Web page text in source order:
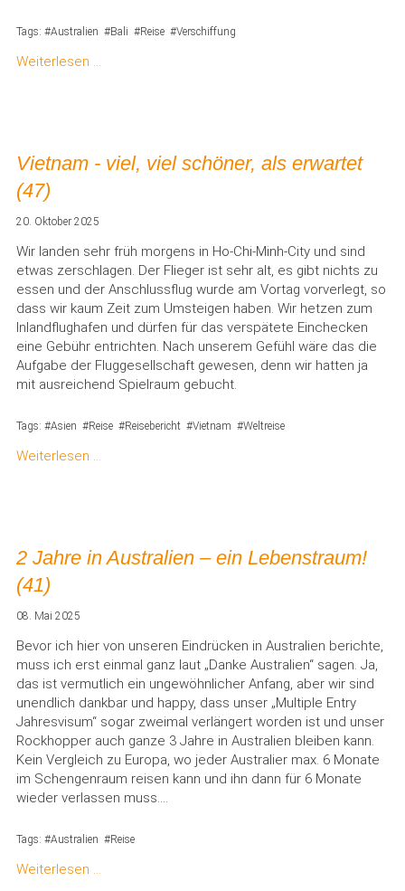
Tags: Australien Bali Reise Verschiffung
Weiterlesen …
Vietnam - viel, viel schöner, als erwartet
(47)
20. Oktober 2025
Wir landen sehr früh morgens in Ho-Chi-Minh-City und sind
etwas zerschlagen. Der Flieger ist sehr alt, es gibt nichts zu
essen und der Anschlussflug wurde am Vortag vorverlegt, so
dass wir kaum Zeit zum Umsteigen haben. Wir hetzen zum
Inlandflughafen und dürfen für das verspätete Einchecken
eine Gebühr entrichten. Nach unserem Gefühl wäre das die
Aufgabe der Fluggesellschaft gewesen, denn wir hatten ja
mit ausreichend Spielraum gebucht.
Tags: Asien Reise Reisebericht Vietnam Weltreise
Weiterlesen …
2 Jahre in Australien – ein Lebenstraum!
(41)
08. Mai 2025
Bevor ich hier von unseren Eindrücken in Australien berichte,
muss ich erst einmal ganz laut „Danke Australien“ sagen. Ja,
das ist vermutlich ein ungewöhnlicher Anfang, aber wir sind
unendlich dankbar und happy, dass unser „Multiple Entry
Jahresvisum“ sogar zweimal verlängert worden ist und unser
Rockhopper auch ganze 3 Jahre in Australien bleiben kann.
Kein Vergleich zu Europa, wo jeder Australier max. 6 Monate
im Schengenraum reisen kann und ihn dann für 6 Monate
wieder verlassen muss….
Tags: Australien Reise
Weiterlesen …